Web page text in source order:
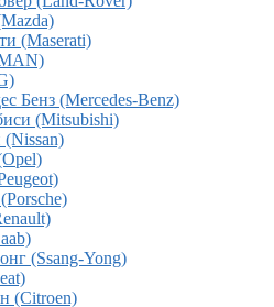
(Maserati)
Бенз (Mercedes-Benz)
(Mitsubishi)
(Ssang-Yong)
(Citroen)